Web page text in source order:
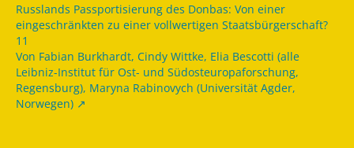
Russlands Passportisierung des Donbas: Von einer
eingeschränkten zu einer vollwertigen Staatsbürgerschaft?
11
Von Fabian Burkhardt, Cindy Wittke, Elia Bescotti (alle
Leibniz-Institut für Ost- und Südosteuropaforschung,
Regensburg), Maryna Rabinovych (Universität Agder,
Norwegen)